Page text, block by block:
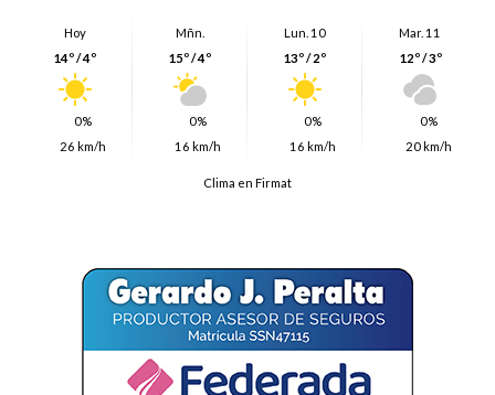
Hoy
14º / 4º
0%
26 km/h
Mñn.
15º / 4º
0%
16 km/h
Lun. 10
13º / 2º
0%
16 km/h
Mar. 11
12º / 3º
0%
20 km/h
Clima en Firmat